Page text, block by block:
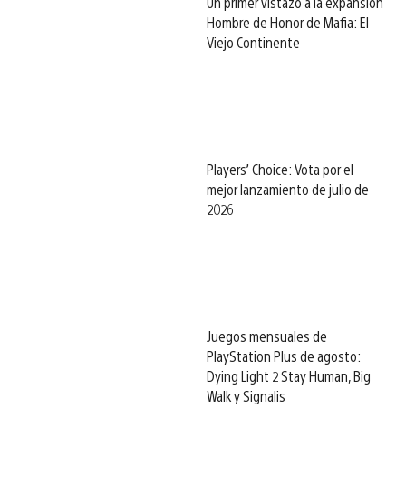
Hombre de Honor de Mafia: El
Viejo Continente
Players’ Choice: Vota por el
mejor lanzamiento de julio de
2026
Juegos mensuales de
PlayStation Plus de agosto:
Dying Light 2 Stay Human, Big
Walk y Signalis